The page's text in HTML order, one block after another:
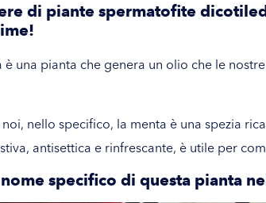
di piante spermatofite
è una pianta che genera un olio che le
nello specifico, la menta è una spezia
antisettica e rinfrescante, è utile per
specifico di questa pianta